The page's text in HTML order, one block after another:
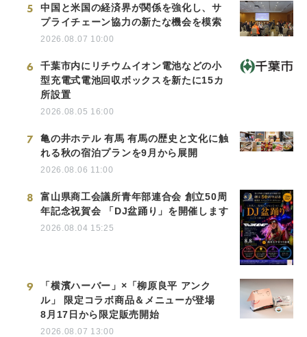
5
中国と米国の経済界が関係を強化し、サ
プライチェーン協力の新たな機会を模索
2026.08.07 10:00
6
千葉市内にリチウムイオン電池などの小
型充電式電池回収ボックスを新たに15カ
所設置
2026.08.05 16:00
7
亀の井ホテル 有馬 有馬の歴史と文化に触
れる秋の宿泊プランを9月から展開
2026.08.06 11:00
8
富山県商工会議所青年部連合会 創立50周
年記念祝賀会 「DJ盆踊り」を開催します
2026.08.04 15:25
9
「横濱ハーバー」×「柳原良平 アンク
ル」 限定コラボ商品＆メニューが登場
8月17日から限定販売開始
2026.08.07 13:00